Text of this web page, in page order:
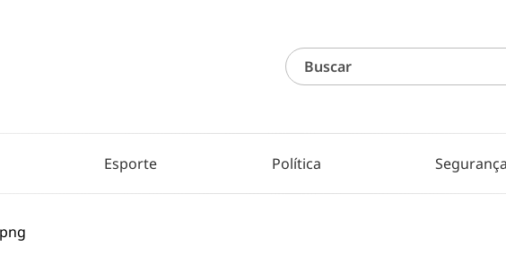
Esporte Política Segurança